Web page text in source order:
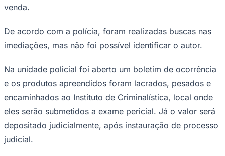
venda.
De acordo com a polícia, foram realizadas buscas nas
imediações, mas não foi possível identificar o autor.
Na unidade policial foi aberto um boletim de ocorrência
e os produtos apreendidos foram lacrados, pesados e
encaminhados ao Instituto de Criminalística, local onde
eles serão submetidos a exame pericial. Já o valor será
depositado judicialmente, após instauração de processo
judicial.